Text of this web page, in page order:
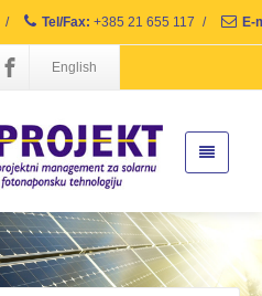
/ Tel/Fax: +385 21 655 117 / E-
English